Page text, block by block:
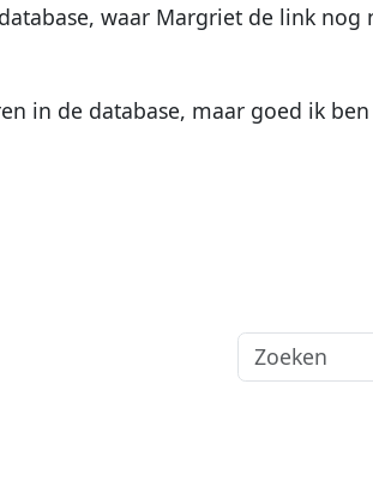
waar Margriet de link nog
in de database, maar goed ik